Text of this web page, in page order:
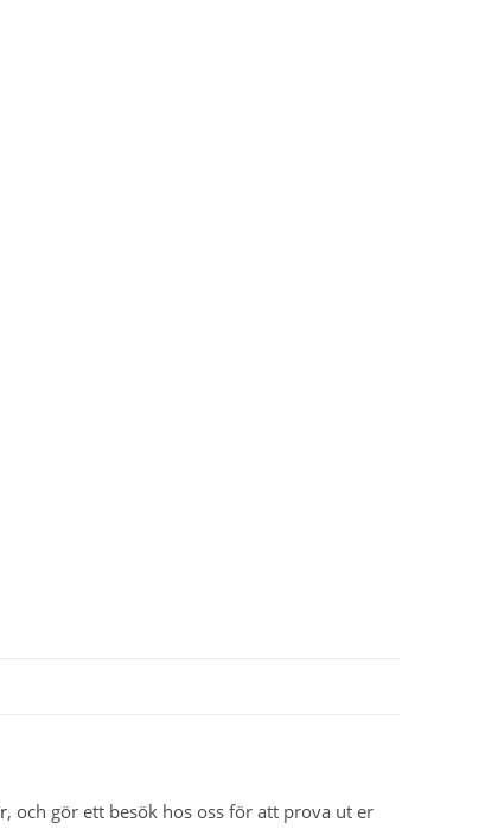
, och gör ett besök hos oss för att prova ut er